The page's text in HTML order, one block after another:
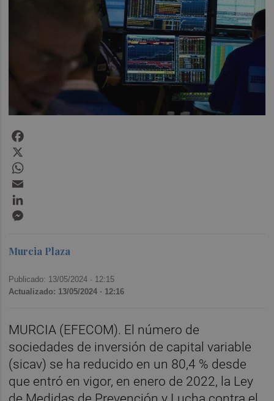
Murcia Plaza
Publicado: 13/05/2024 · 12:15
Actualizado: 13/05/2024 · 12:16
MURCIA (EFECOM). El número de
sociedades de inversión de capital variable
(sicav) se ha reducido en un 80,4 % desde
que entró en vigor, en enero de 2022, la Ley